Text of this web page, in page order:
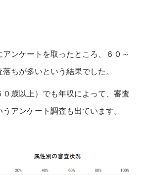
ンケートを取ったところ、６０～
ちが多いという結果でした。
０歳以上）でも年収によって、審査
アンケート調査も出ています。